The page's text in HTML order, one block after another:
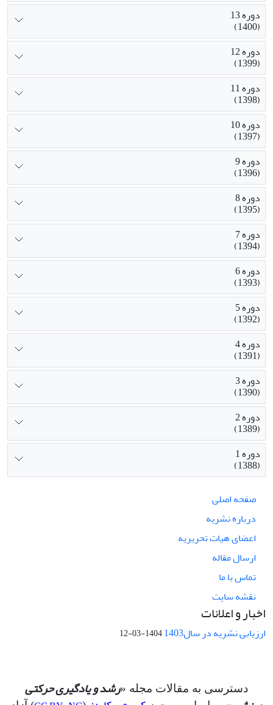
دوره 13
(1400)
دوره 12
(1399)
دوره 11
(1398)
دوره 10
(1397)
دوره 9
(1396)
دوره 8
(1395)
دوره 7
(1394)
دوره 6
(1393)
دوره 5
(1392)
دوره 4
(1391)
دوره 3
(1390)
دوره 2
(1389)
دوره 1
(1388)
صفحه اصلی
درباره نشریه
اعضای هیات تحریریه
ارسال مقاله
تماس با ما
نقشه سایت
اخبار و اعلانات
ارزیابی نشریه در سال1403 1404-03-12
دسترسی به مقالات مجله «رشد و یادگیری حرکتی